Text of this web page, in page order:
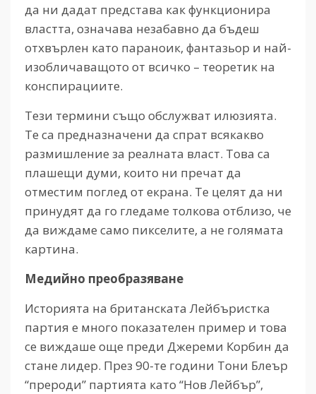
да ни дадат представа как функционира
властта, означава незабавно да бъдеш
отхвърлен като параноик, фантазьор и най-
изобличаващото от всичко – теоретик на
конспирациите.
Тези термини също обслужват илюзията.
Те са предназначени да спрат всякакво
размишление за реалната власт. Това са
плашещи думи, които ни пречат да
отместим поглед от екрана. Те целят да ни
принудят да го гледаме толкова отблизо, че
да виждаме само пикселите, а не голямата
картина.
Медийно преобразяване
Историята на британската Лейбъристка
партия е много показателен пример и това
се виждаше още преди Джереми Корбин да
стане лидер. През 90-те години Тони Блеър
“прероди” партията като “Нов Лейбър”,